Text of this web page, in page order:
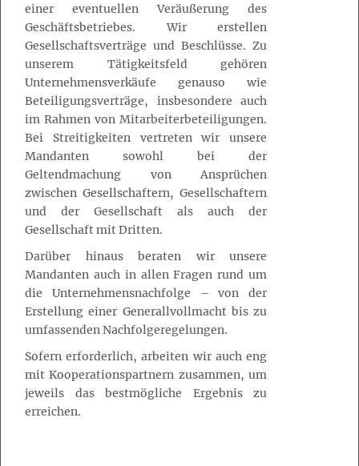
einer eventuellen Veräußerung des
Geschäftsbetriebes. Wir erstellen
Gesellschaftsverträge und Beschlüsse. Zu
unserem Tätigkeitsfeld gehören
Unternehmensverkäufe genauso wie
Beteiligungsverträge, insbesondere auch
im Rahmen von Mitarbeiterbeteiligungen.
Bei Streitigkeiten vertreten wir unsere
Mandanten sowohl bei der
Geltendmachung von Ansprüchen
zwischen Gesellschaftern, Gesellschaftern
und der Gesellschaft als auch der
Gesellschaft mit Dritten.
Darüber hinaus beraten wir unsere
Mandanten auch in allen Fragen rund um
die Unternehmensnachfolge – von der
Erstellung einer Generallvollmacht bis zu
umfassenden Nachfolgeregelungen.
Sofern erforderlich, arbeiten wir auch eng
mit Kooperationspartnern zusammen, um
jeweils das bestmögliche Ergebnis zu
erreichen.